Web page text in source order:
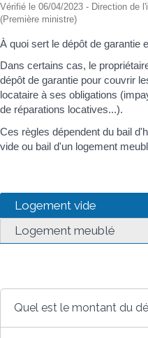
Vérifié le 06/04/2023 - Direction de
(Première ministre)
À quoi sert le dépôt de garantie
Dans certains cas, le
dépôt de garantie pour couvrir
locataire à ses obligations
de réparations locatives...).
Ces règles dépendent du bail
vide ou bail d'un logement
Logement vide
Logement meublé
Quel est le montant du